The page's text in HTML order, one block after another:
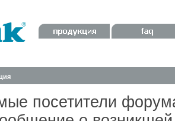
посетители